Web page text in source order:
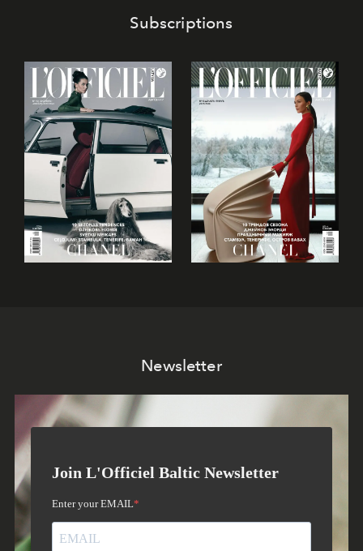
Subscriptions
Newsletter